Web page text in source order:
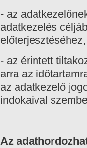
- az
adatkezelés
- az érintett
arra az
az adatkezelő
indokaival
Az